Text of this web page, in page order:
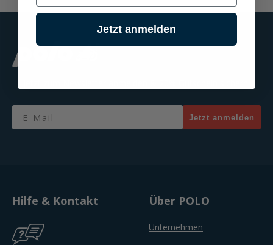
Email
Jetzt anmelden
Hilfe & Kontakt Über POLO
Unternehmen
Jetzt anmelden